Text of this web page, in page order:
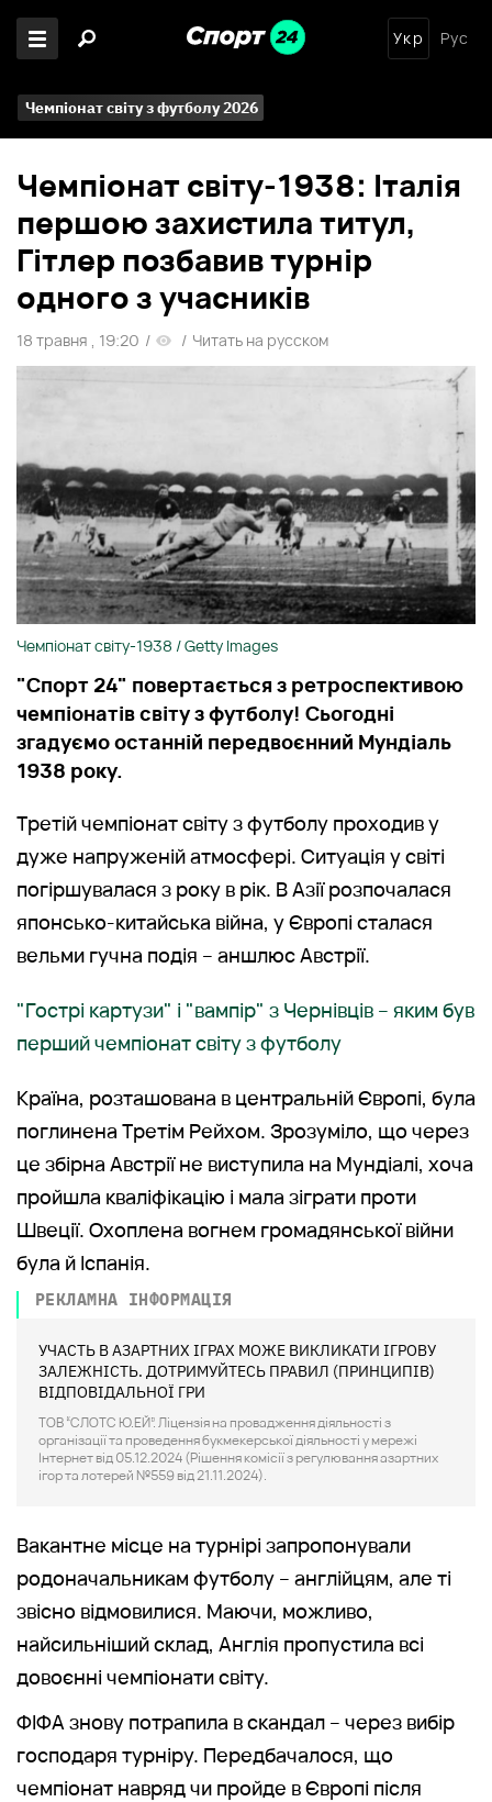
Укр Рус
Чемпіонат світу з футболу 2026
Чемпіонат світу-1938: Італія
першою захистила титул,
Гітлер позбавив турнір
одного з учасників
18 травня , 19:20 / / Читать на русском
Чемпіонат світу-1938 / Getty Images
"Спорт 24" повертається з ретроспективою
чемпіонатів світу з футболу! Сьогодні
згадуємо останній передвоєнний Мундіаль
1938 року.
Третій чемпіонат світу з футболу проходив у
дуже напруженій атмосфері. Ситуація у світі
погіршувалася з року в рік. В Азії розпочалася
японсько-китайська війна, у Європі сталася
вельми гучна подія – аншлюс Австрії.
"Гострі картузи" і "вампір" з Чернівців – яким був
перший чемпіонат світу з футболу
Країна, розташована в центральній Європі, була
поглинена Третім Рейхом. Зрозуміло, що через
це збірна Австрії не виступила на Мундіалі, хоча
пройшла кваліфікацію і мала зіграти проти
Швеції. Охоплена вогнем громадянської війни
була й Іспанія.
РЕКЛАМНА ІНФОРМАЦІЯ
УЧАСТЬ В АЗАРТНИХ ІГРАХ МОЖЕ ВИКЛИКАТИ ІГРОВУ
ЗАЛЕЖНІСТЬ. ДОТРИМУЙТЕСЬ ПРАВИЛ (ПРИНЦИПІВ)
ВІДПОВІДАЛЬНОЇ ГРИ
ТОВ “СЛОТС Ю.ЕЙ”. Ліцензія на провадження діяльності з
організації та проведення букмекерської діяльності у мережі
Інтернет від 05.12.2024 (Рішення комісії з регулювання азартних
ігор та лотерей №559 від 21.11.2024).
Вакантне місце на турнірі запропонували
родоначальникам футболу – англійцям, але ті
звісно відмовилися. Маючи, можливо,
найсильніший склад, Англія пропустила всі
довоєнні чемпіонати світу.
ФІФА знову потрапила в скандал – через вибір
господаря турніру. Передбачалося, що
чемпіонат навряд чи пройде в Європі після